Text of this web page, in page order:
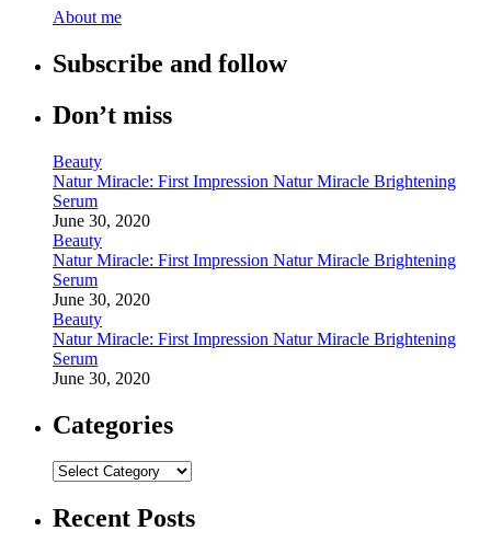
About me
Subscribe and follow
Don’t miss
Beauty
Natur Miracle: First Impression Natur Miracle Brightening
Serum
June 30, 2020
Beauty
Natur Miracle: First Impression Natur Miracle Brightening
Serum
June 30, 2020
Beauty
Natur Miracle: First Impression Natur Miracle Brightening
Serum
June 30, 2020
Categories
Categories
Recent Posts